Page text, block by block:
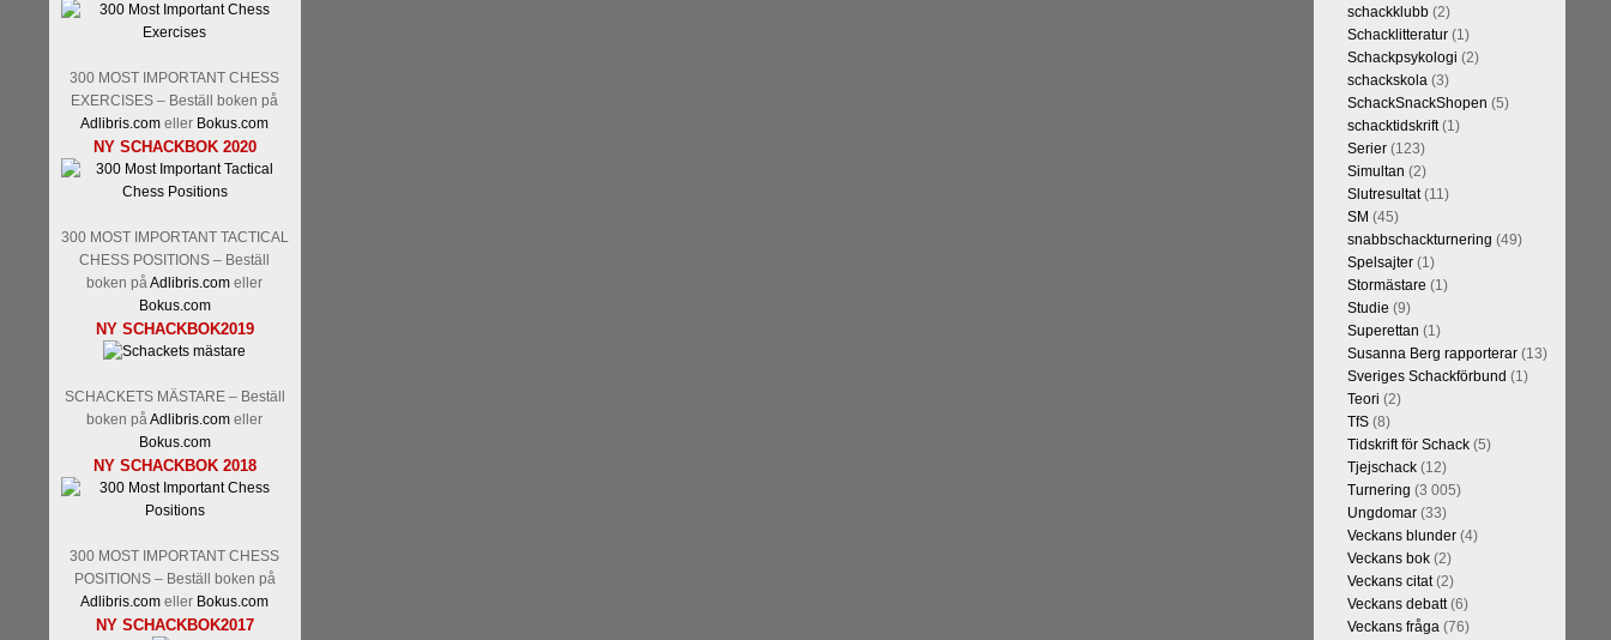
300 MOST IMPORTANT CHESS
EXERCISES – Beställ boken på
Adlibris.com eller Bokus.com
NY SCHACKBOK 2020
300 MOST IMPORTANT TACTICAL
CHESS POSITIONS – Beställ
boken påAdlibris.com eller
Bokus.com
NY SCHACKBOK2019
SCHACKETS MÄSTARE – Beställ
boken påAdlibris.com eller
Bokus.com
NY SCHACKBOK 2018
300 MOST IMPORTANT CHESS
POSITIONS – Beställ boken på
Adlibris.com eller Bokus.com
NY SCHACKBOK2017
schackklubb(2)
Schacklitteratur(1)
Schackpsykologi (2)
schackskola(3)
SchackSnackShopen (5)
schacktidskrift(1)
Serier(123)
Simultan (2)
Slutresultat(11)
SM (45)
snabbschackturnering (49)
Spelsajter(1)
Stormästare (1)
Studie (9)
Superettan (1)
Susanna Berg rapporterar(13)
Sveriges Schackförbund (1)
Teori (2)
TfS(8)
Tidskrift för Schack(5)
Tjejschack(12)
Turnering (3 005)
Ungdomar(33)
Veckans blunder(4)
Veckans bok(2)
Veckans citat(2)
Veckans debatt(6)
Veckans fråga(76)